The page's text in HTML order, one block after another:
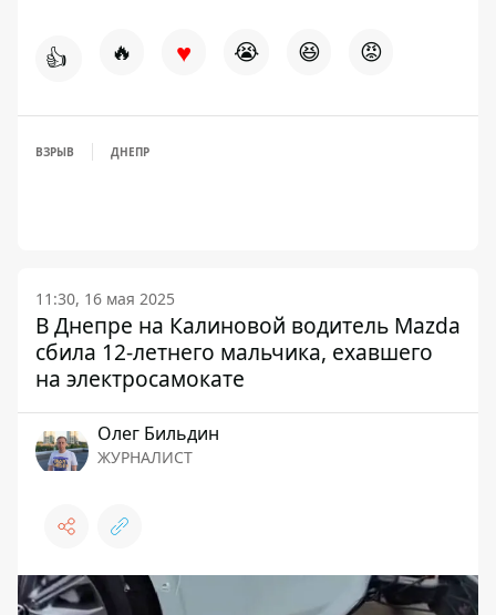
👍 🔥 ♥ 😭 😆 😡
ВЗРЫВ ДНЕПР
11:30, 16 мая 2025
В Днепре на Калиновой водитель Mazda
сбила 12-летнего мальчика, ехавшего
на электросамокате
Олег Бильдин
ЖУРНАЛИСТ